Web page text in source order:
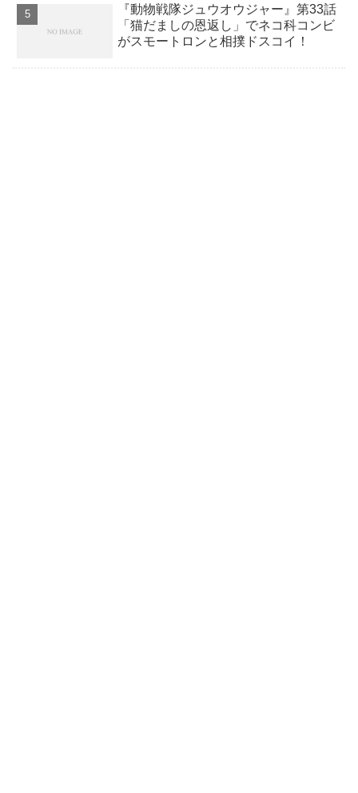
『動物戦隊ジュウオウジャー』第33話
「猫だましの恩返し」でネコ科コンビ
がスモートロンと相撲ドスコイ！